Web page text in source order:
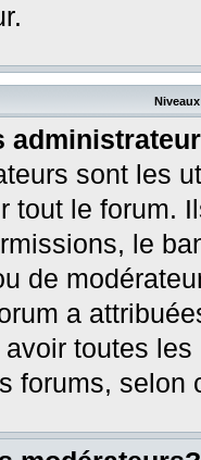
sont les
tout le forum.
le
de
a
toutes
forums,